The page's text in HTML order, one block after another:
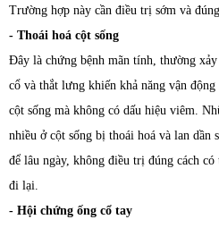
Trường hợp này cần điều trị sớm và
- Thoái hoá cột sống
Đây là chứng bệnh mãn tính, thường
cổ và thắt lưng khiến khả năng vận
cột sống mà không có dấu hiệu viêm.
nhiều ở cột sống bị thoái hoá và lan dần
để lâu ngày, không điều trị đúng cách
đi lại.
- Hội chứng ống cổ tay